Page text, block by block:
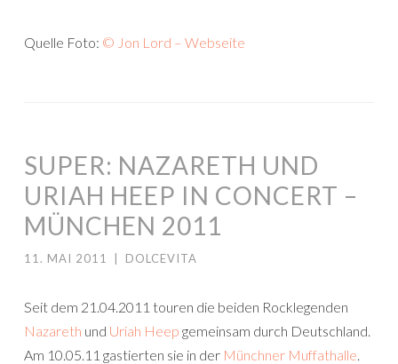
Quelle Foto: © Jon Lord – Webseite
SUPER: NAZARETH UND
URIAH HEEP IN CONCERT –
MÜNCHEN 2011
11. MAI 2011 DOLCEVITA
Seit dem 21.04.2011 touren die beiden Rocklegenden
Nazareth und Uriah Heep gemeinsam durch Deutschland.
Am 10.05.11 gastierten sie in der Münchner Muffathalle.